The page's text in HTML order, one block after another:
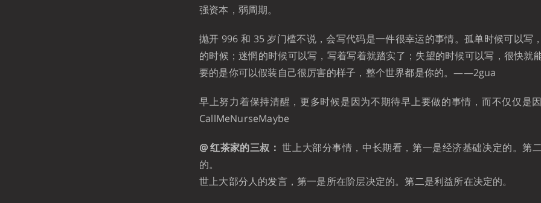
强资本，弱周期。 ​​​
抛开 996 和 35 岁门槛不说，会写代码是一件很幸运的事情。孤单时候可以写
的时候；迷惘的时候可以写，写着写着就踏实了；失望的时候可以写，很快就
要的是你可以假装自己很厉害的样子，整个世界都是你的。——2gua ​​​
早上努力着保持清醒，更多时候是因为不期待早上要做的事情，而不仅仅
CallMeNurseMaybe ​​​
@ 红茶家的三叔： 世上大部分事情，中长期看，第一是经济基础决定的。第
的。
世上大部分人的发言，第一是所在阶层决定的。第二是利益所在决定的。